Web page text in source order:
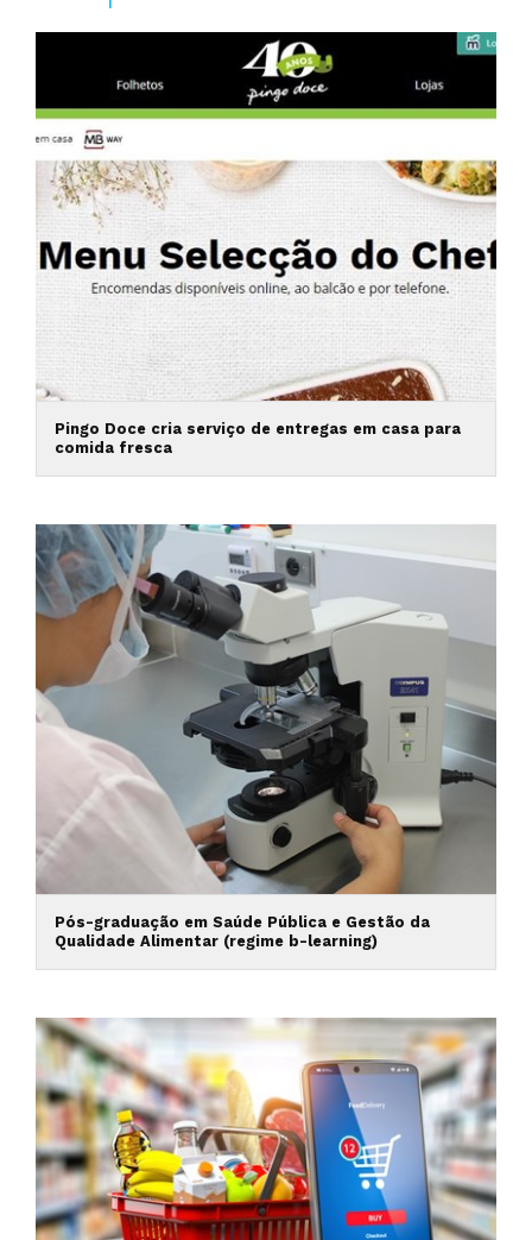
Pingo Doce cria serviço de entregas em casa para
comida fresca
Pós-graduação em Saúde Pública e Gestão da
Qualidade Alimentar (regime b-learning)